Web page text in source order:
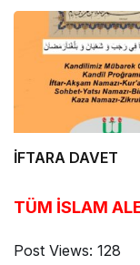
İFTARA DAVET
TÜM İSLAM
Post Views: 128